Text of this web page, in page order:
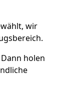
wir
Dann holen